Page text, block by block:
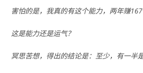
害怕的是，我真的有这个能力，两年赚
这是能力还是运气？
冥思苦想，得出的结论是：至少，有一半